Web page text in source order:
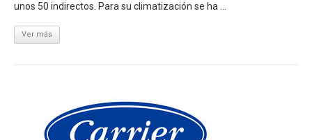
unos 50 indirectos. Para su climatización se ha ...
Ver más